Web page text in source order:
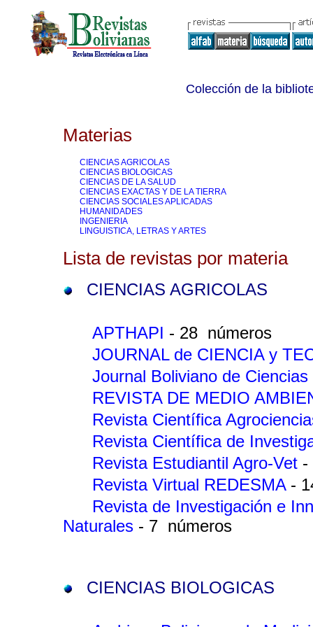
Colección de la
Materias
CIENCIAS AGRICOLAS
CIENCIAS BIOLOGICAS
CIENCIAS DE LA SALUD
CIENCIAS EXACTAS Y DE LA TIERRA
CIENCIAS SOCIALES APLICADAS
HUMANIDADES
INGENIERIA
LINGUISTICA, LETRAS Y ARTES
Lista de revistas por materia
CIENCIAS AGRICOLAS
APTHAPI - 28 números
JOURNAL de CIENCIA y
Journal Boliviano de Ciencias
REVISTA DE MEDIO
Revista Científica
Revista Científica de
Revista Estudiantil Agro-Vet -
Revista Virtual REDESMA -
Revista de Investigación e
Naturales - 7 números
CIENCIAS BIOLOGICAS